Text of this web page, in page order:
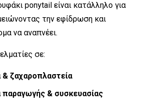
ponytail είναι κατάλληλο για
την εφίδρωση και
να αναπνέει.
σε:
& ζαχαροπλαστεία
παραγωγής & συσκευασίας